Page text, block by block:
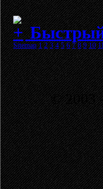
Sitemap 1 2 3 4 5 6 7 8 9 10
© 2003